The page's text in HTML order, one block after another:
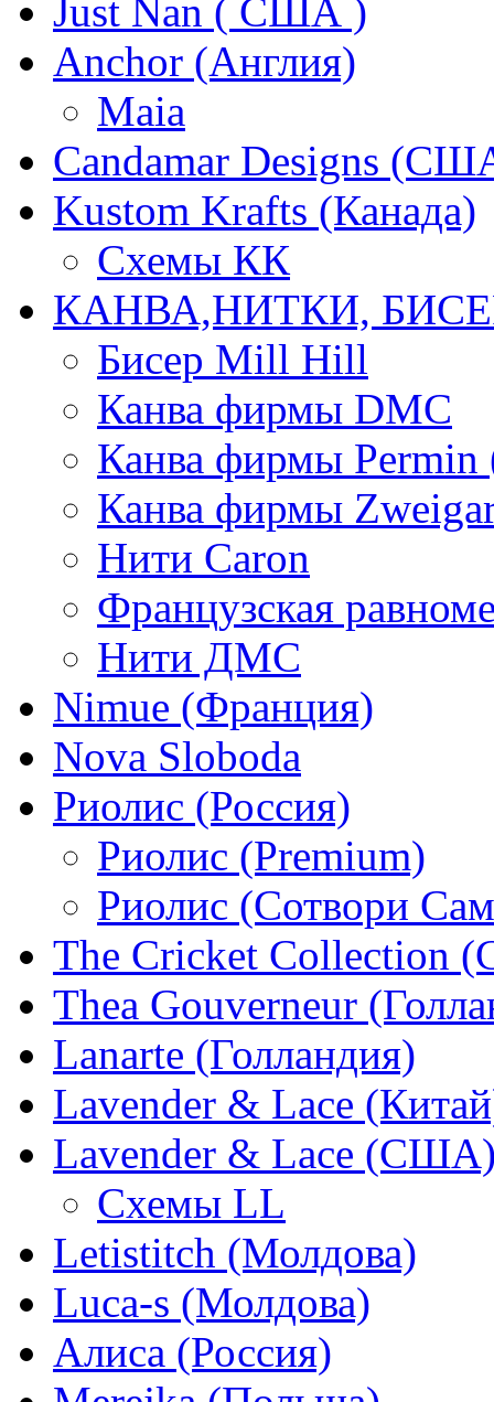
Just Nan ( США )
Anchor (Англия)
Maia
Candamar Designs
Kustom Krafts (Канада)
Схемы КК
КАНВА,НИТКИ,
Бисер Mill Hill
Канва фирмы DMC
Канва фирмы Permin
Канва фирмы
Нити Caron
Французская
Нити ДМС
Nimue (Франция)
Nova Sloboda
Риолис (Россия)
Риолис (Premium)
Риолис (Сотвори
The Cricket Collection
Thea Gouverneur
Lanarte (Голландия)
Lavender & Lace
Lavender & Lace
Схемы LL
Letistitch (Молдова)
Luca-s (Молдова)
Алиса (Россия)